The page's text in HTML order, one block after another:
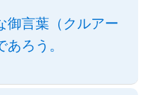
御言葉（クルアー
ろう。